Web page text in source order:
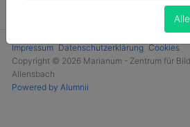
Impressum Datenschutzerklärung Cookies
Copyright © 2026 Marianum - Zentrum für
Allensbach
Powered by Alumnii